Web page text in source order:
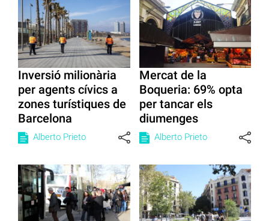
Inversió milionària
per agents cívics a
zones turístiques de
Barcelona
Alberto Prieto
Mercat de la
Boqueria: 69% opta
per tancar els
diumenges
Alberto Prieto